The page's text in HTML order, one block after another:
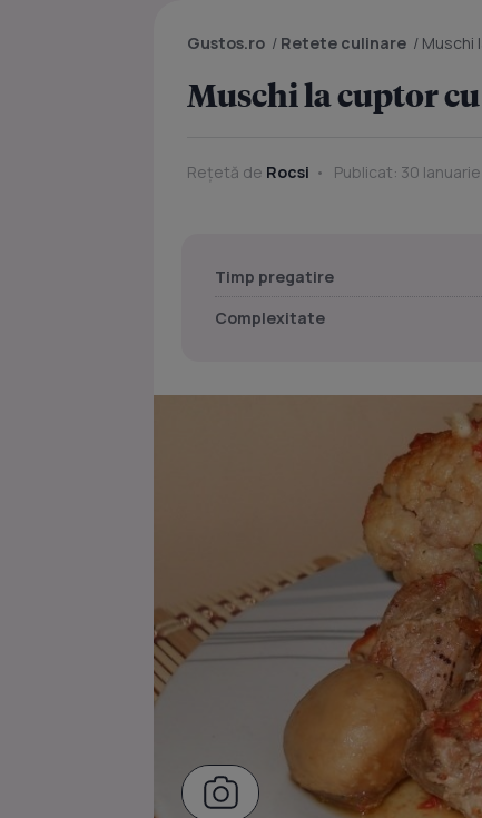
Gustos.ro / Retete culinare / Muschi
Muschi la cuptor
Rețetă de Rocsi Publicat: 30
Timp pregatire
Complexitate